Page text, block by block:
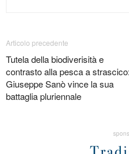
Articolo precedente
Tutela della biodiverisità e
contrasto alla pesca a strascico:
Giuseppe Sanò vince la sua
battaglia pluriennale